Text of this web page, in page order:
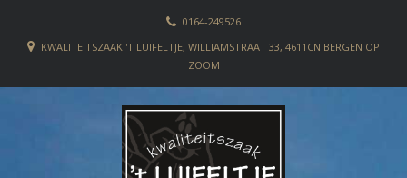
0164-249526
KWALITEITSZAAK 'T LUIFELTJE, WILLIAMSTRAAT 33, 4611CN BERGEN OP
ZOOM